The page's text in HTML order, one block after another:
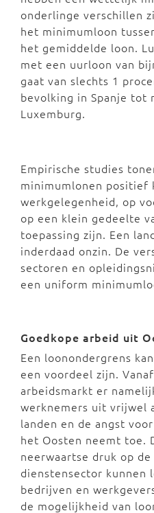
onderlinge verschillen
het minimumloon
het gemiddelde loon.
met een uurloon van
gaat van slechts 1
bevolking in Spanje tot
Luxemburg.
Empirische studies
minimumlonen positief
werkgelegenheid, op
op een klein gedeelte
toepassing zijn. Een
inderdaad onzin. De
sectoren en
een uniform
Goedkope arbeid uit
Een loonondergrens
een voordeel zijn.
arbeidsmarkt er
werknemers uit vrijwel
landen en de angst
het Oosten neemt toe.
neerwaartse druk op
dienstensector kunnen
bedrijven en
de mogelijkheid van